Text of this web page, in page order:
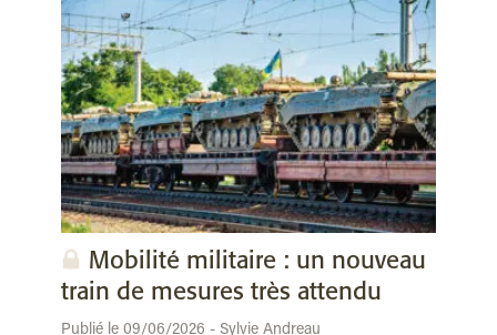
Mobilité militaire : un nouveau
train de mesures très attendu
Publié le 09/06/2026 - Sylvie Andreau